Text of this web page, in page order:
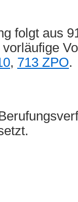
folgt aus
, 713 ZPO.